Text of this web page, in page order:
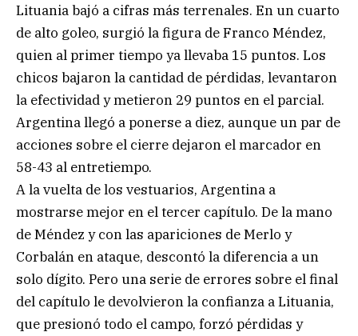
Lituania bajó a cifras más terrenales. En un cuarto
de alto goleo, surgió la figura de Franco Méndez,
quien al primer tiempo ya llevaba 15 puntos. Los
chicos bajaron la cantidad de pérdidas, levantaron
la efectividad y metieron 29 puntos en el parcial.
Argentina llegó a ponerse a diez, aunque un par de
acciones sobre el cierre dejaron el marcador en
58-43 al entretiempo.
A la vuelta de los vestuarios, Argentina a
mostrarse mejor en el tercer capítulo. De la mano
de Méndez y con las apariciones de Merlo y
Corbalán en ataque, descontó la diferencia a un
solo dígito. Pero una serie de errores sobre el final
del capítulo le devolvieron la confianza a Lituania,
que presionó todo el campo, forzó pérdidas y